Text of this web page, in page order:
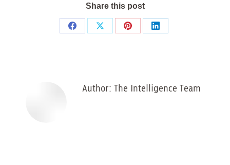
Share this post
Share
Share
Share
Share
Author: The Intelligence Team